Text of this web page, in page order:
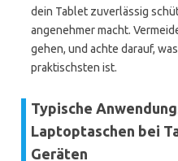
dein Tablet zuverlässig
angenehmer macht.
gehen, und achte darauf,
praktischsten ist.
Typische
Laptoptaschen bei
Geräten